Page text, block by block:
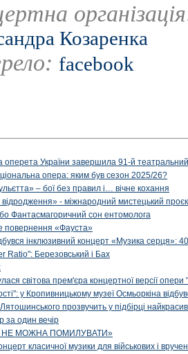
Козаренка
facebook
оперета України завершила 91-й
опера: яким був сезон 2025/26?
– бої без правил і… вічне кохання
- міжнародний мистецький
Фантасмагоричний сон ентомолога
повернення «Фауста»
інклюзивний концерт «Музика серця»:
Ratio": Березовський і Бах
світова прем'єра концертної версії
у Кропивницькому музеї Осмьоркіна
прозвучить у підбірці
за один вечір
НЕ МОЖНА ПОМИЛУВАТИ»
класичної музики для військових і